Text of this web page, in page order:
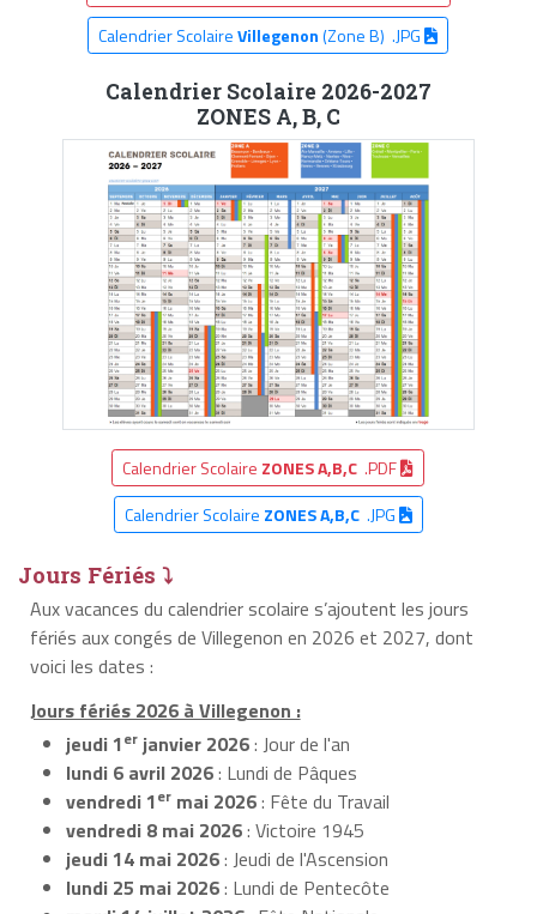
Calendrier ScolaireVillegenon(Zone B) .JPG
Calendrier Scolaire 2026-2027
ZONES A, B, C
Calendrier Scolaire ZONES A,B,C .PDF
Calendrier Scolaire ZONES A,B,C.JPG
Jours Fériés ⤵
Aux vacances du calendrier scolaire s’ajoutent les jours
fériés aux congés de Villegenon en 2026 et 2027, dont
voici les dates :
Jours fériés 2026 à Villegenon :
jeudi 1er janvier 2026: Jour de l'an
lundi 6 avril 2026: Lundi de Pâques
vendredi 1er mai 2026: Fête du Travail
vendredi 8 mai 2026: Victoire 1945
jeudi 14 mai 2026: Jeudi de l'Ascension
lundi 25 mai 2026: Lundi de Pentecôte